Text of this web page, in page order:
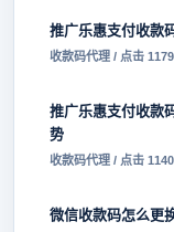
推广乐惠支付收款
收款码代理 / 点击
推广乐惠支付收款
势
收款码代理 / 点击
微信收款码怎么更